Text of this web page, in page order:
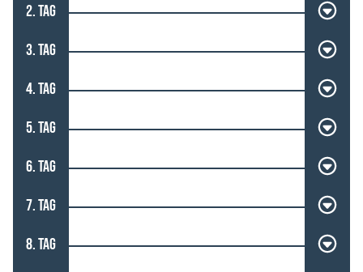
2. TAG
3. TAG
4. TAG
5. TAG
6. TAG
7. TAG
8. TAG